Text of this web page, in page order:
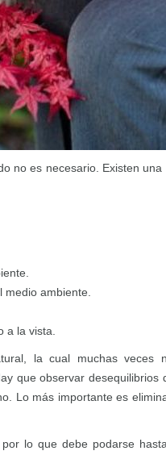
no es necesario. Existen
ambiente.
a la vista.
la cual muchas veces
que observar desequilibrios
Lo más importante es
lo que debe podarse